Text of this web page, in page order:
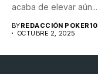
acaba de elevar aún...
BYREDACCIÓN POKER10
OCTUBRE 2, 2025